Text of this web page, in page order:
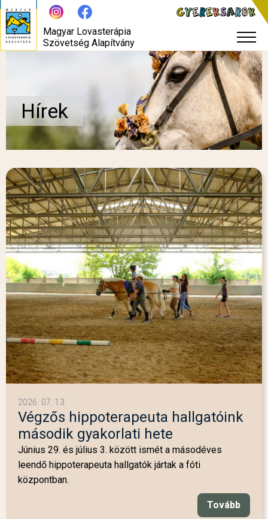
Magyar Lovasterápia
Szövetség Alapítvány
Hírek
2026. 07. 13.
Végzős hippoterapeuta hallgatóink
második gyakorlati hete
Június 29. és július 3. között ismét a másodéves
leendő hippoterapeuta hallgatók jártak a fóti
központban.
Tovább